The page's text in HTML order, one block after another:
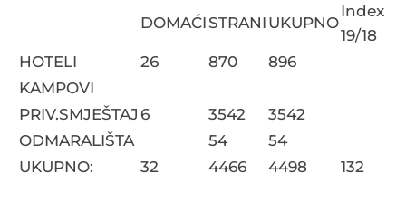
DOMAĆISTRANI UKUPNO
Index
19/18
HOTELI
26 870
896
KAMPOVI
PRIV.SMJEŠTAJ 6 3542
3542
ODMARALIŠTA
54
54
UKUPNO:
32 4466 4498 132